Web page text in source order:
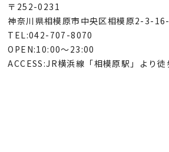
〒252-0231
神奈川県相模原市中央区相模原2-3-
TEL:042-707-8070
OPEN:10:00～23:00
ACCESS:JR横浜線「相模原駅」より徒